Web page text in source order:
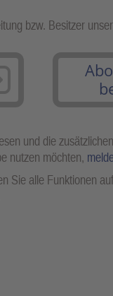
bzw. Besitzer
und die
nutzen möchten,
Sie alle Funktionen